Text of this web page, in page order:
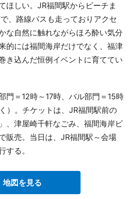
ほしい。JR福間駅からビーチま
、路線バスも走っておりアクセ
な自然に触れながらほろ酔い気分
的には福間海岸だけでなく、福津
き込んだ恒例イベントに育ててい
門＝12時～17時、バル部門＝15時
）。チケットは、JR福間駅前の
、津屋崎千軒なごみ、福間海岸ビ
販売。当日は、JR福間駅～会場
する。
地図を見る